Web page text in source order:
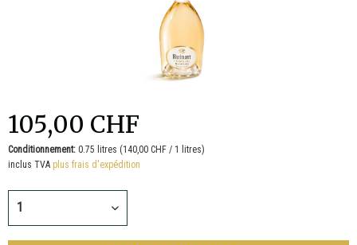
105,00 CHF
Conditionnement: 0.75 litres (140,00 CHF / 1 litres)
inclus TVA plus frais d'expédition